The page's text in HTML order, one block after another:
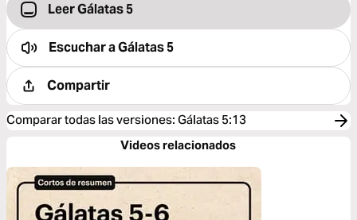
Leer Gálatas 5
Escuchar aGálatas 5
Compartir
Comparar todas las versiones: Gálatas 5:13
Videos relacionados